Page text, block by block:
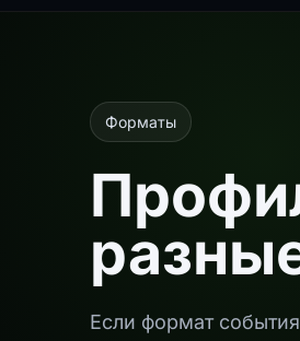
Форматы
Если формат